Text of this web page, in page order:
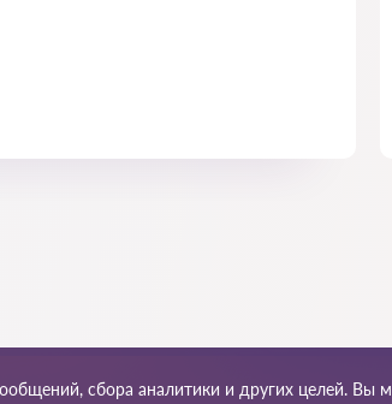
сеть по мирусбора аналитики и других целей. Вы